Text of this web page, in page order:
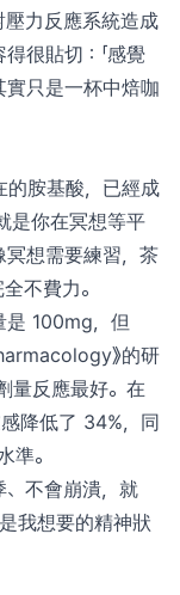
力反應系統造成
很貼切：「感覺
只是一杯中焙咖
的胺基酸，已經成
你在冥想等平
想需要練習，茶
不費力。
是 100mg，但
》的研
量反應最好。在
降低了 34%，同
。
不會崩潰，就
我想要的精神狀